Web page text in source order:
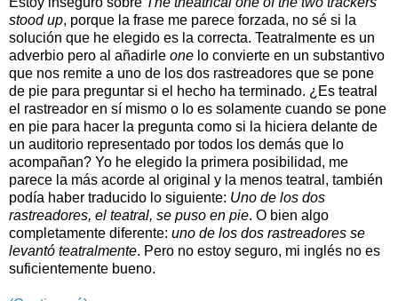
stood up, porque la frase me parece forzada, no sé si la
solución que he elegido es la correcta. Teatralmente es un
adverbio pero al añadirle one lo convierte en un substantivo
que nos remite a uno de los dos rastreadores que se pone
de pie para preguntar si el hecho ha terminado. ¿Es teatral
el rastreador en sí mismo o lo es solamente cuando se pone
en pie para hacer la pregunta como si la hiciera delante de
un auditorio representado por todos los demás que lo
acompañan? Yo he elegido la primera posibilidad, me
parece la más acorde al original y la menos teatral, también
podía haber traducido lo siguiente: Uno de los dos
rastreadores, el teatral, se puso en pie. O bien algo
completamente diferente: uno de los dos rastreadores se
levantó teatralmente. Pero no estoy seguro, mi inglés no es
suficientemente bueno.